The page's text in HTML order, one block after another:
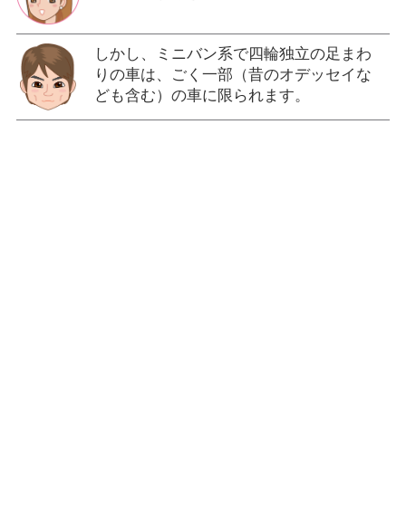
しかし、ミニバン系で四輪独立の足まわ
りの車は、ごく一部（昔のオデッセイな
ども含む）の車に限られます。